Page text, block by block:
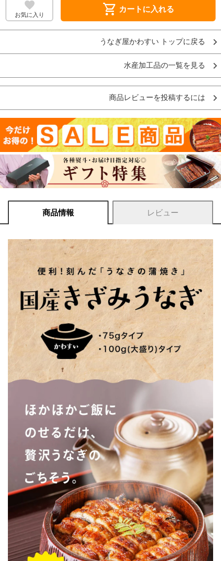
お気に入り shopping_cart カートに入れる
うなぎ屋かわすい トップに戻る
水産加工品の一覧を見る
商品レビューを投稿するには
商品情報 レビュー